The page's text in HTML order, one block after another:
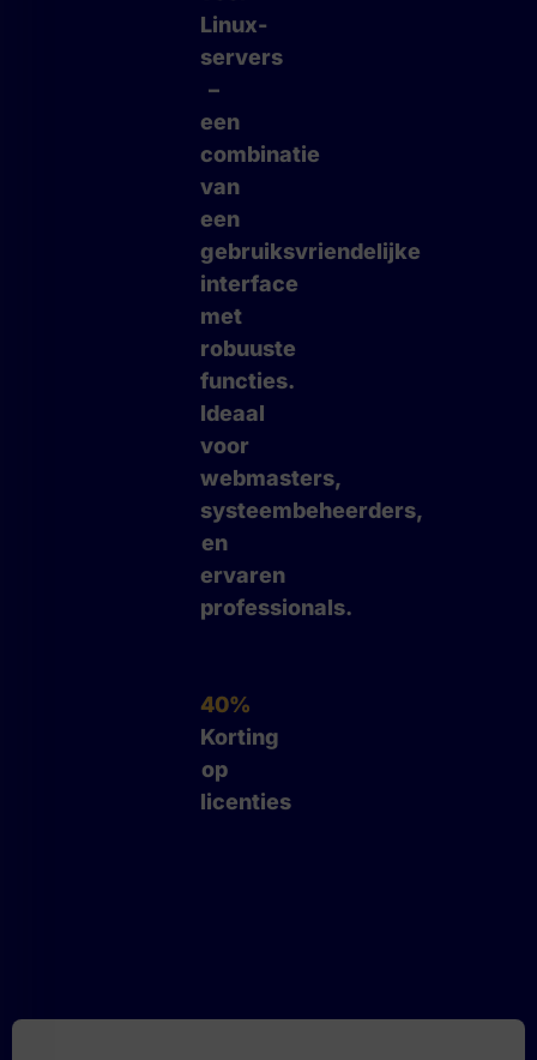
Linux-
servers
–
een
combinatie
van
een
gebruiksvriendelijke
interface
met
robuuste
functies.
Ideaal
voor
webmasters,
systeembeheerders,
en
ervaren
professionals.
40%
Korting
op
licenties